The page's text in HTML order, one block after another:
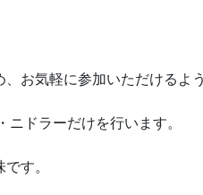
お気軽に参加いただけるよ
ニドラーだけを行います。
す。